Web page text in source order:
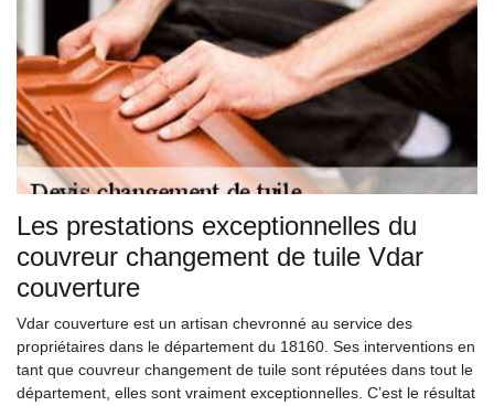
Les prestations exceptionnelles du
couvreur changement de tuile Vdar
couverture
Vdar couverture est un artisan chevronné au service des
propriétaires dans le département du 18160. Ses interventions en
tant que couvreur changement de tuile sont réputées dans tout le
département, elles sont vraiment exceptionnelles. C’est le résultat